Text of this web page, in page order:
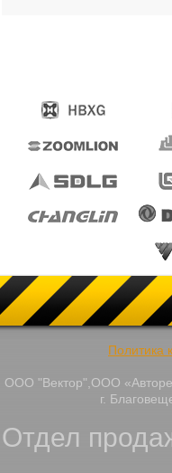
Политика
ООО "Вектор",ООО
г.
Отдел